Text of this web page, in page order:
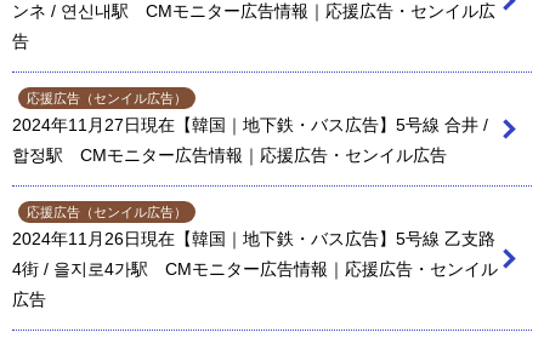
ンネ / 연신내駅 CMモニター広告情報｜応援広告・センイル広
告
応援広告（センイル広告）
2024年11月27日現在【韓国｜地下鉄・バス広告】5号線 合井 /
합정駅 CMモニター広告情報｜応援広告・センイル広告
応援広告（センイル広告）
2024年11月26日現在【韓国｜地下鉄・バス広告】5号線 乙支路
4街 / 을지로4가駅 CMモニター広告情報｜応援広告・センイル
広告